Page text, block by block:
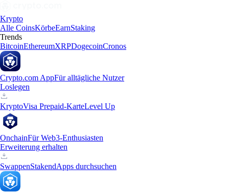
Krypto
Alle CoinsKörbeEarnStaking
Trends
BitcoinEthereumXRPDogecoinCronos
Crypto.com AppFür alltägliche Nutzer
Loslegen
KryptoVisa Prepaid-KarteLevel Up
OnchainFür Web3-Enthusiasten
Erweiterung erhalten
SwappenStakendApps durchsuchen